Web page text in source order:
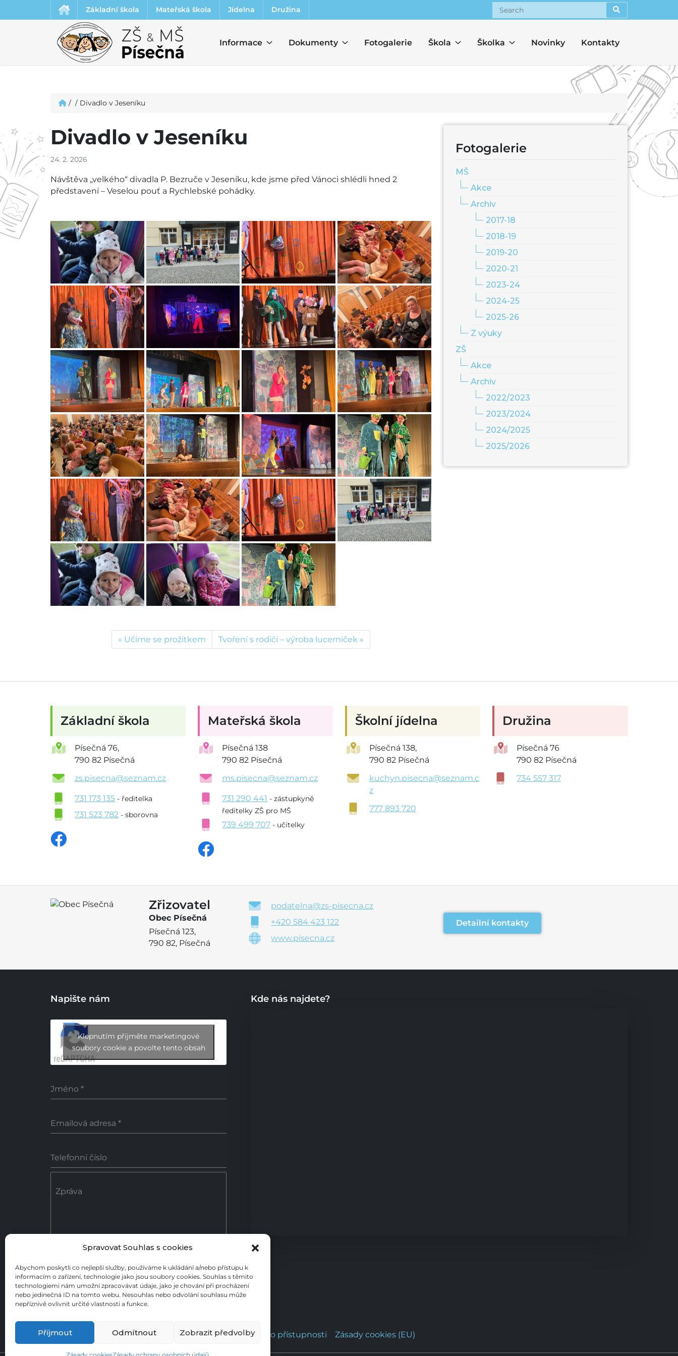
Spravovat Souhlas s cookies
Abychom poskytli co nejlepší služby, používáme k ukládání a/nebo přístupu k
informacím o zařízení, technologie jako jsou soubory cookies. Souhlas s těmito
technologiemi nám umožní zpracovávat údaje, jako je chování při procházení
nebo jedinečná ID na tomto webu. Nesouhlas nebo odvolání souhlasu může
nepříznivě ovlivnit určité vlastnosti a funkce.
Příjmout Odmítnout Zobrazit předvolby
Základní škola Mateřská škola Jídelna
Družina
Search
Informace Dokumenty Fotogalerie Škola Školka Novinky Kontakty
/ / Divadlo v Jeseníku
Divadlo v Jeseníku
24. 2. 2026
Návštěva „velkého“ divadla P. Bezruče v Jeseníku, kde jsme před Vánoci shlédli hned 2
představení – Veselou pouť a Rychlebské pohádky.
Učíme se prožitkem Tvoření s rodiči – výroba lucerniček
Fotogalerie
MŠ
Akce
Archiv
2017-18
2018-19
2019-20
2020-21
2023-24
2024-25
2025-26
Z výuky
ZŠ
Akce
Archiv
2022/2023
2023/2024
2024/2025
2025/2026
Základní škola
Písečná 76,
790 82 Písečná
zs.pisecna@seznam.cz
731 173 135 - ředitelka
731 523 782 - sborovna
Mateřská škola
Písečná 138
790 82 Písečná
ms.pisecna@seznam.cz
731 290 441 - zástupkyně
ředitelky ZŠ pro MŠ
739 499 707 - učitelky
Školní jídelna
Písečná 138,
790 82 Písečná
kuchyn.pisecna@seznam.c
z
777 893 720
Družina
Písečná 76
790 82 Písečná
734 557 317
Zřizovatel
Obec Písečná
Písečná 123,
790 82, Písečná
podatelna@zs-pisecna.cz
+420 584 423 122
www.pisecna.cz
Detailní kontakty
Napište nám
Klepnutím přijměte marketingové
soubory cookie a povolte tento obsah
Jméno *
Emailová adresa *
Telefonní číslo
Zpráva
Poslat zprávu
Kde nás najdete?
Zásady ochrany osobních údajů Cookies Prohlášení o přístupnosti Zásady cookies (EU)